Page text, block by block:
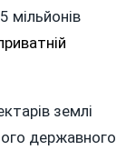
мільйонів
землі
державного